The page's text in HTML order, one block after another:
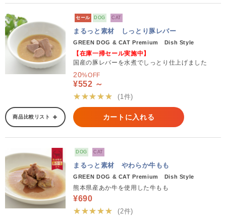
セール DOG CAT
まるっと素材 しっとり豚レバー
GREEN DOG & CAT Premium Dish Style
【在庫一掃セール実施中】
国産の豚レバーを水煮でしっとり仕上げました
20%OFF
¥552 ～
★★★★★
(1件)
商品比較リスト カートに入れる
DOG CAT
まるっと素材 やわらか牛もも
GREEN DOG & CAT Premium Dish Style
熊本県産あか牛を使用した牛もも
¥690
★★★★★
(2件)